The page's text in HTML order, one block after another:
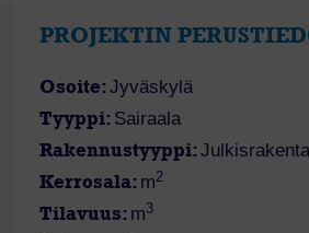
PROJEKTIN
Osoite:Jyväskylä
Tyyppi: Sairaala
Rakennustyyppi:
Kerrosala: m2
Tilavuus: m3